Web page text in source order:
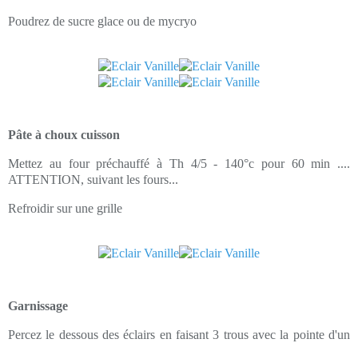
Poudrez de sucre glace ou de mycryo
Pâte à choux cuisson
Mettez au four préchauffé à Th 4/5 - 140°c pour 60 min ....
ATTENTION, suivant les fours...
Refroidir sur une grille
Garnissage
Percez le dessous des éclairs en faisant 3 trous avec la pointe d'un